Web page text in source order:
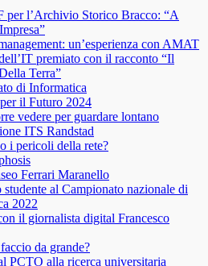
per l’Archivio Storico Bracco: “A
un’esperienza con AMAT
premiato con il racconto “Il
Terra”
di Informatica
il Futuro 2024
vedere per guardare lontano
ITS Randstad
i pericoli della rete?
Ferrari Maranello
studente al Campionato nazionale di
2022
il giornalista digital Francesco
da grande?
PCTO alla ricerca universitaria